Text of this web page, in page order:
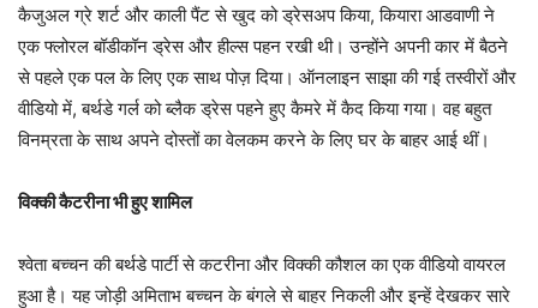
कैजुअल ग्रे शर्ट और काली पैंट से खुद को ड्रेसअप किया, कियारा आडवाणी ने
एक फ्लोरल बॉडीकॉन ड्रेस और हील्स पहन रखी थी। उन्होंने अपनी कार में बैठने
से पहले एक पल के लिए एक साथ पोज़ दिया। ऑनलाइन साझा की गई तस्वीरों और
वीडियो में, बर्थडे गर्ल को ब्लैक ड्रेस पहने हुए कैमरे में कैद किया गया। वह बहुत
विनम्रता के साथ अपने दोस्तों का वेलकम करने के लिए घर के बाहर आई थीं।
विक्की कैटरीना भी हुए शामिल
श्वेता बच्चन की बर्थडे पार्टी से कटरीना और विक्की कौशल का एक वीडियो वायरल
हुआ है। यह जोड़ी अमिताभ बच्चन के बंगले से बाहर निकली और इन्हें देखकर सारे